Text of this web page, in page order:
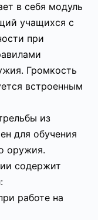
в себя модуль
учащихся с
при
Громкость
встроенным
из
для обучения
оружия.
содержит
работе на